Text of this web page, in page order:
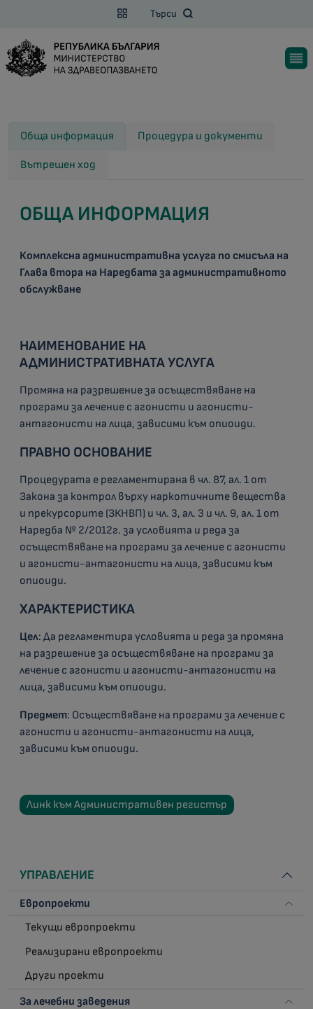
Търси
Обща информация Процедура и документи
Вътрешен ход
ОБЩА ИНФОРМАЦИЯ
Комплексна административна услуга по смисъла на
Глава втора на Наредбата за административното
обслужване
НАИМЕНОВАНИЕ НА
АДМИНИСТРАТИВНАТА УСЛУГА
Промяна на разрешение за осъществяване на
програми за лечение с агонисти и агонисти-
антагонисти на лица, зависими към опиоиди.
ПРАВНО ОСНОВАНИЕ
Процедурата е регламентирана в чл. 87, ал. 1 от
Закона за контрол върху наркотичните вещества
и прекурсорите (ЗКНВП) и чл. 3, ал. 3 и чл. 9, ал. 1 от
Наредба № 2/2012г. за условията и реда за
осъществяване на програми за лечение с агонисти
и агонисти-антагонисти на лица, зависими към
опиоиди.
ХАРАКТЕРИСТИКА
Цел: Да регламентира условията и реда за промяна
на разрешение за осъществяване на програми за
лечение с агонисти и агонисти-антагонисти на
лица, зависими към опиоиди.
Предмет: Осъществяване на програми за лечение с
агонисти и агонисти-антагонисти на лица,
зависими към опиоиди.
Линк към Административен регистър
УПРАВЛЕНИЕ
Европроекти
Текущи европроекти
Реализирани европроекти
Други проекти
За лечебни заведения